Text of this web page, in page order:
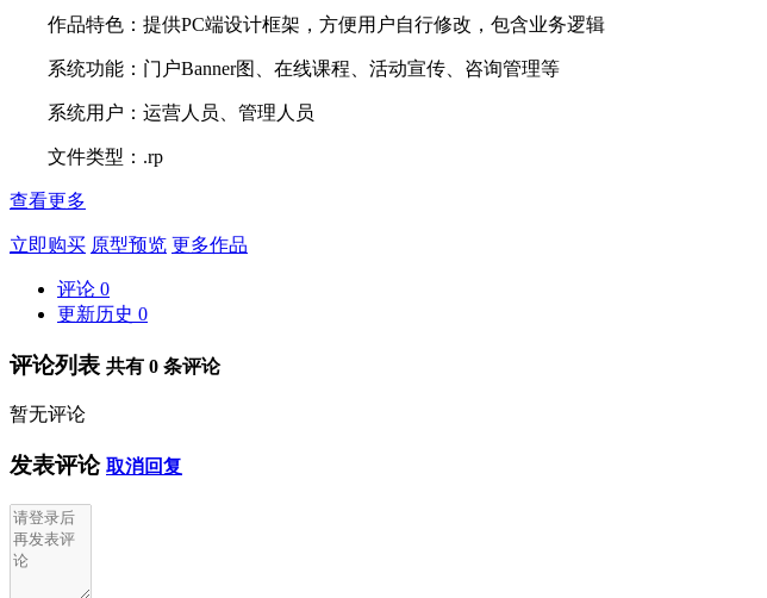
作品特色：提供PC端设计框架，方便用户自行修改，包含业务逻辑
系统功能： 门户Banner图、在线课程、活动宣传、咨询管理等
系统用户：运营人员、管理人员
文件类型：.rp
查看更多
立即购买 原型预览 更多作品
评论 0
更新历史 0
评论列表 共有 0 条评论
暂无评论
发表评论 取消回复